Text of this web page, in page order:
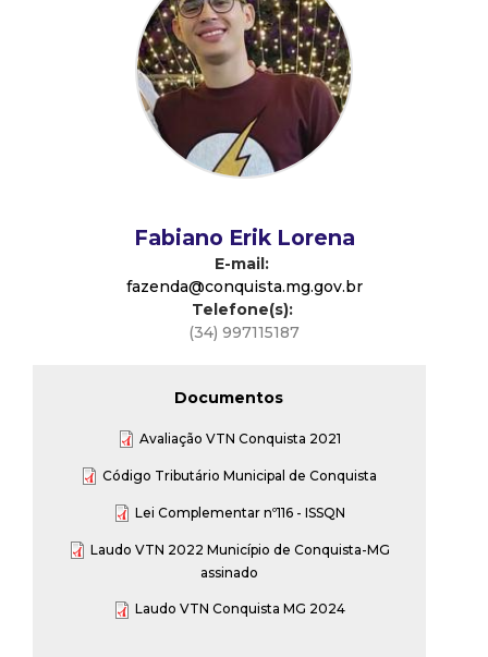
Fabiano Erik Lorena
E-mail:
fazenda@conquista.mg.gov.br
Telefone(s):
(34) 997115187
Documentos
Avaliação VTN Conquista 2021
Código Tributário Municipal de Conquista
Lei Complementar nº116 - ISSQN
Laudo VTN 2022 Município de Conquista-MG
assinado
Laudo VTN Conquista MG 2024